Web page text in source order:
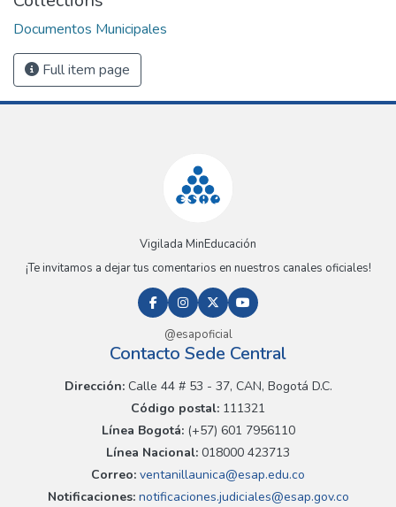
Documentos Municipales
Full item page
Vigilada MinEducación
¡Te invitamos a dejar tus comentarios en nuestros canales oficiales!
@esapoficial
Contacto Sede Central
Dirección:Calle 44 # 53 - 37, CAN, Bogotá D.C.
Código postal: 111321
Línea Bogotá:(+57) 601 7956110
Línea Nacional: 018000 423713
Correo: ventanillaunica@esap.edu.co
Notificaciones:notificaciones.judiciales@esap.gov.co